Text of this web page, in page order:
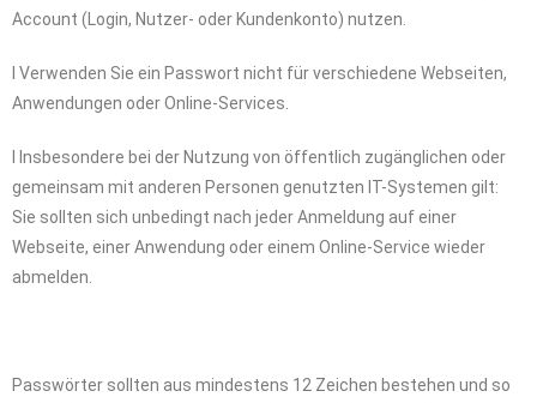
Account (Login, Nutzer- oder Kundenkonto) nutzen.
l Verwenden Sie ein Passwort nicht für verschiedene Webseiten,
Anwendungen oder Online-Services.
l Insbesondere bei der Nutzung von öffentlich zugänglichen oder
gemeinsam mit anderen Personen genutzten IT-Systemen gilt:
Sie sollten sich unbedingt nach jeder Anmeldung auf einer
Webseite, einer Anwendung oder einem Online-Service wieder
abmelden.
Passwörter sollten aus mindestens 12 Zeichen bestehen und so